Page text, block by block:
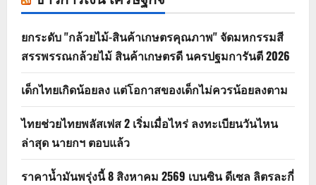
ยกระดับ "กล้วยไม้-สินค้าเกษตรคุณภาพ" จัดมหกรรมสี
สรรพรรณกล้วยไม้ สินค้าเกษตรดี นครปฐมการันตี 2026
เด็กไทยเกิดน้อยลง แต่โอกาสของเด็กไม่ควรน้อยลงตาม
ไทยช่วยไทยพลัสเฟส 2 เริ่มเมื่อไหร่ ลงทะเบียนวันไหน
ล่าสุด นายกฯ ตอบแล้ว
ราคาน้ำมันพรุ่งนี้ 8 สิงหาคม 2569 เบนซิน ดีเซล ลิตรละกี่